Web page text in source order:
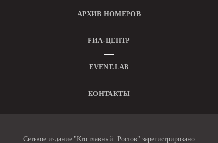
АРХИВ НОМЕРОВ
РИА-ЦЕНТР
EVENT.LAB
КОНТАКТЫ
Сетевое издание "Кто главный. Ростов" зарегистрировано